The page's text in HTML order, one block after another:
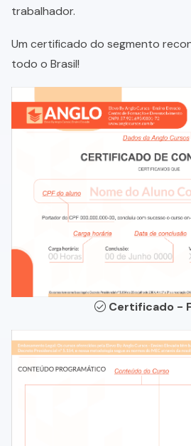
trabalhador.
Um certificado do segmento
todo o Brasil!
Certificado -